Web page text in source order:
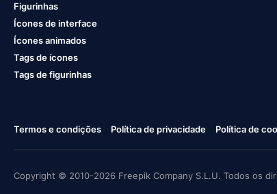
Figurinhas
Ícones de interface
Ícones animados
Tags de ícones
Tags de figurinhas
Termos e condições Política de privacidade Política de
Copyright © 2010-2026 Freepik Company S.L.U. Todos os